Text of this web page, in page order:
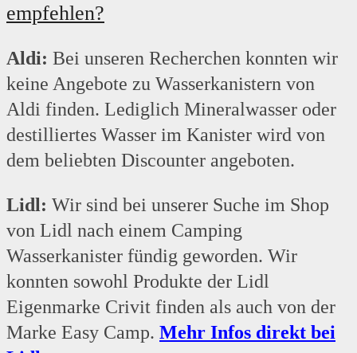
Camping Wasserkanister, sondern auch Mittel gegen verstopften Abfluss,
umfangreich.
Kategorien Garten, Wohnen, Freizeit und Sport.
und angeboten.
empfehlen?
Aldi: Bei unseren Recherchen konnten wir
keine Angebote zu Wasserkanistern von
Aldi finden. Lediglich Mineralwasser oder
destilliertes Wasser im Kanister wird von
dem beliebten Discounter angeboten.
Lidl: Wir sind bei unserer Suche im Shop
von Lidl nach einem Camping
Wasserkanister fündig geworden. Wir
konnten sowohl Produkte der Lidl
Eigenmarke Crivit finden als auch von der
Marke Easy Camp. Mehr Infos direkt bei